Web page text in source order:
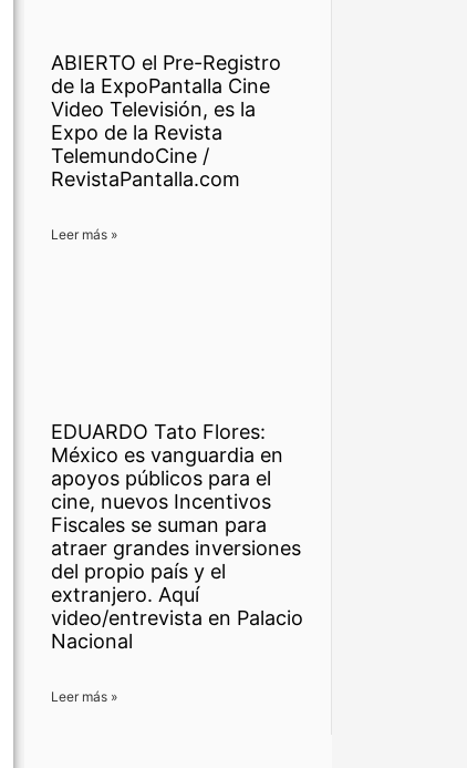
ABIERTO el Pre-Registro
de la ExpoPantalla Cine
Video Televisión, es la
Expo de la Revista
TelemundoCine /
RevistaPantalla.com
Leer más »
EDUARDO Tato Flores:
México es vanguardia en
apoyos públicos para el
cine, nuevos Incentivos
Fiscales se suman para
atraer grandes inversiones
del propio país y el
extranjero. Aquí
video/entrevista en Palacio
Nacional
Leer más »